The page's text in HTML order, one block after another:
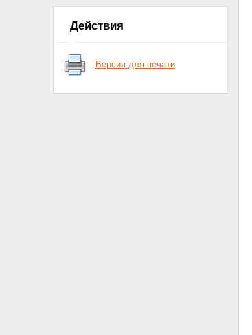
Статья 10. Заключительные
положения
Действия
Версия для печати